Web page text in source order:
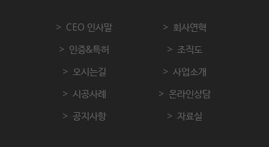
CEO 인사말
회사연혁
인증&특허
조직도
오시는길
사업소개
시공사례
온라인상담
공지사항
자료실